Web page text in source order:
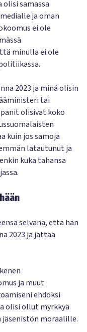
samassa
ja oman
ei ole
minulla ei ole
2023 ja minä olisin
tai
olisivat koko
kuin jos samoja
latautunut ja
kuka tahansa
selvänä, että hän
2023 ja jättää
ja muut
ehdoksi
olisi ollut myrkkyä
jäsenistön moraalille.